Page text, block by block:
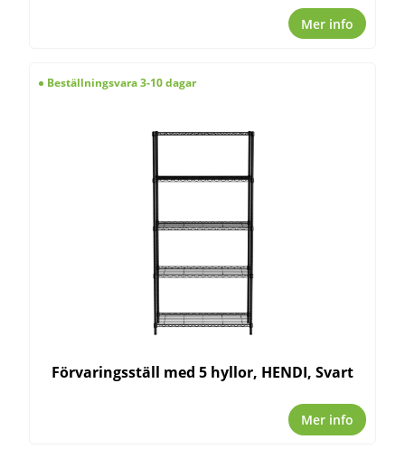
Mer info
Beställningsvara 3-10 dagar
Förvaringsställ med 5 hyllor, HENDI, Svart
Mer info